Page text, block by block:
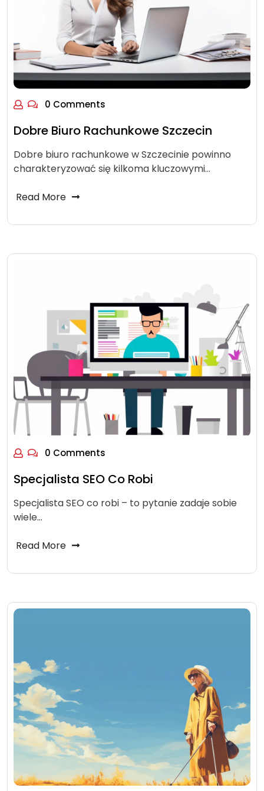
0 Comments
Dobre Biuro Rachunkowe Szczecin
Dobre biuro rachunkowe w Szczecinie powinno
charakteryzować się kilkoma kluczowymi…
Read More
0 Comments
Specjalista SEO Co Robi
Specjalista SEO co robi – to pytanie zadaje sobie
wiele…
Read More